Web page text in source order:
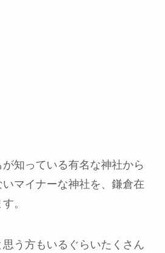
知っている有名な神社から
マイナーな神社を、鎌倉在
。
う方もいるぐらいたくさん